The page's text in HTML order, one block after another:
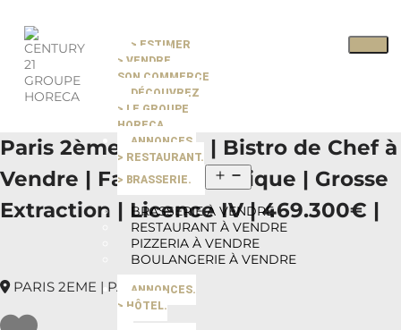
> ESTIMER
> VENDRE
SON COMMERCE
DÉCOUVREZ
> LE GROUPE
HORECA
ANNONCES.
> RESTAURANT.
> BRASSERIE.
BRASSERIE À VENDRE
RESTAURANT À VENDRE
PIZZERIA À VENDRE
BOULANGERIE À VENDRE
ANNONCES.
> HÔTEL.
Pause slide rotation
Resume slide rotation
Previous slide
Paris 2ème Bourse | Bistro de Chef à
Vendre | Façade Historique | Grosse
Extraction | Licence IV | 469.300€ |
PARIS 2EME | PARIS